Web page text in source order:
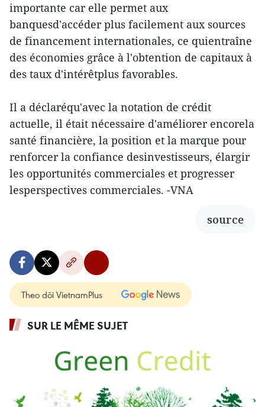
importante car elle permet aux
banquesd'accéder plus facilement aux sources
de financement internationales, ce quientraîne
des économies grâce à l'obtention de capitaux à
des taux d'intérêtplus favorables.
Il a déclaréqu'avec la notation de crédit
actuelle, il était nécessaire d'améliorer encorela
santé financière, la position et la marque pour
renforcer la confiance desinvestisseurs, élargir
les opportunités commerciales et progresser
lesperspectives commerciales. -VNA
source
Theo dõi VietnamPlus
SUR LE MÊME SUJET